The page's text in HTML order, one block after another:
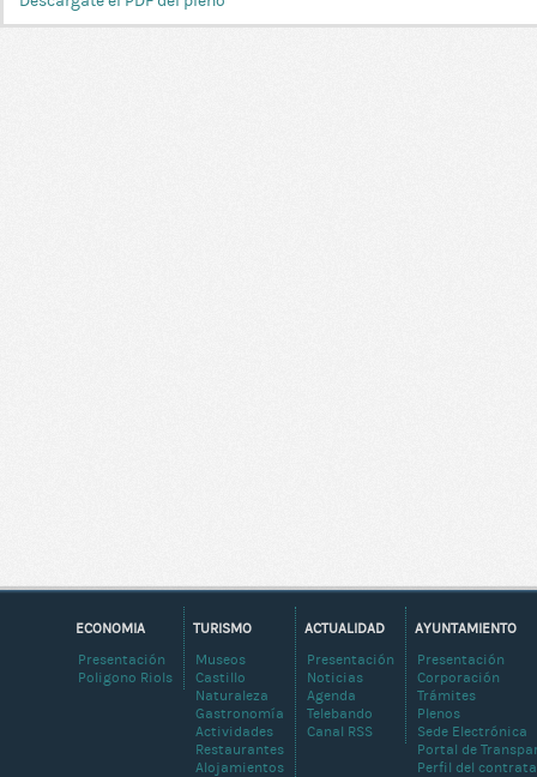
AYUNTAMIENTO
Presentación
Corporación
Trámites
Plenos
Sede Electrónica
Portal de
Perfil del
ACTUALIDAD
Presentación
Noticias
Agenda
Telebando
Canal RSS
TURISMO
Museos
Castillo
Naturaleza
Gastronomía
Actividades
Restaurantes
Alojamientos
ECONOMIA
Presentación
Poligono Riols